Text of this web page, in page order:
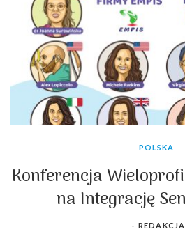
POLSKA
Konferencja
na Integrację
- REDAKCJA